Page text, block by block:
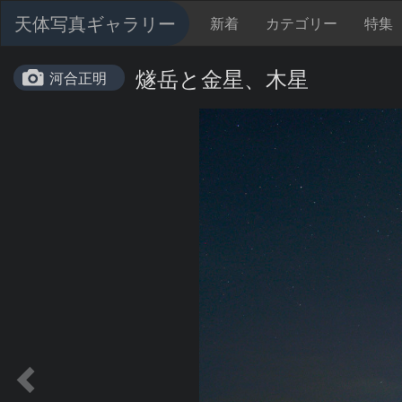
天体写真ギャラリー 新着 カテゴリー 特集
河合正明 燧岳と金星、木星